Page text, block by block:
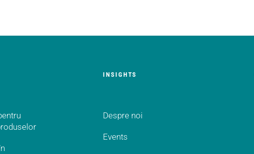
INSIGHTS
Despre noi
Events